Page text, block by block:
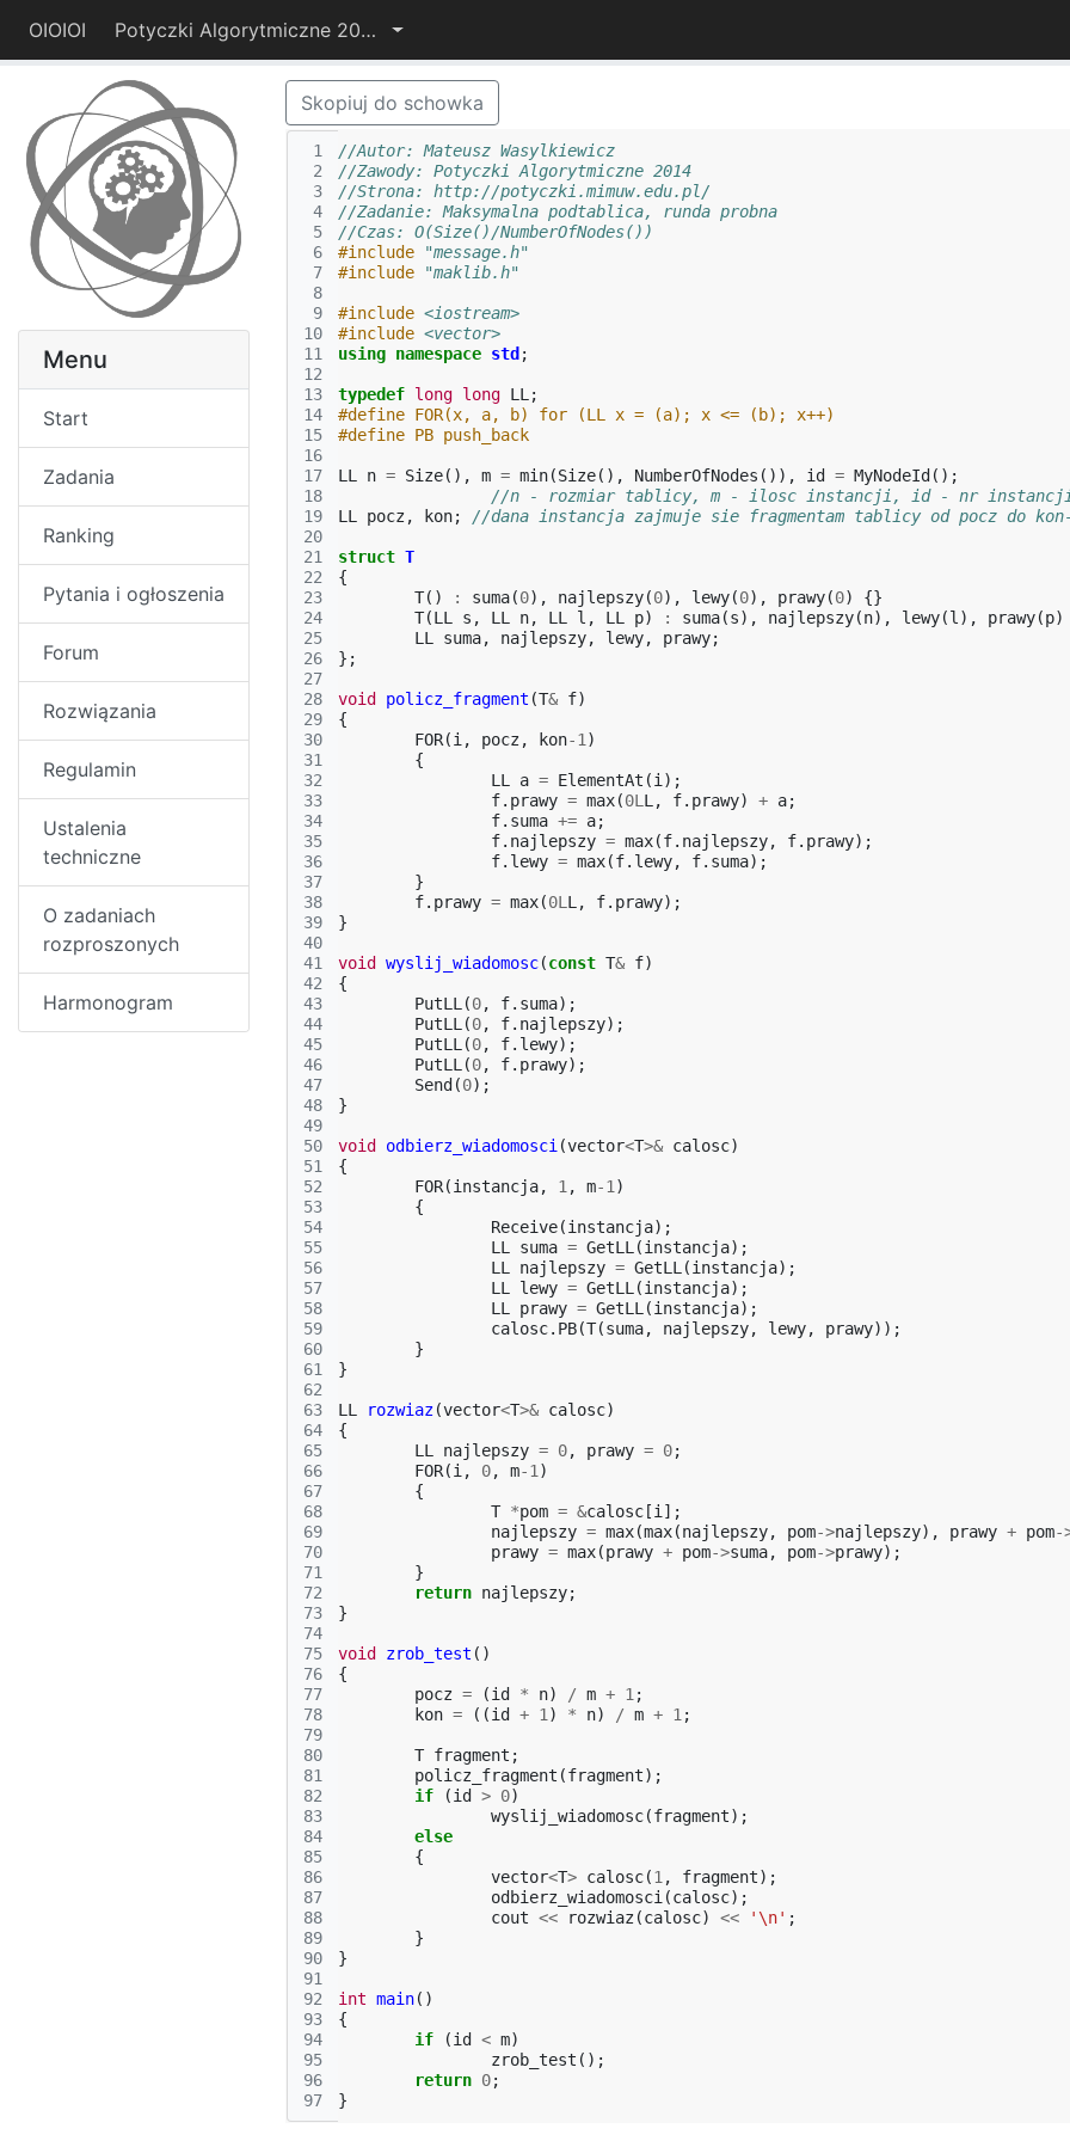
OIOIOI Potyczki Algorytmiczne 2014
Menu
Start
Zadania
Ranking
Pytania i ogłoszenia
Forum
Rozwiązania
Regulamin
Ustalenia
techniczne
O zadaniach
rozproszonych
Harmonogram
Skopiuj do schowka
1
2
3
4
5
6
7
8
9
10
11
12
13
14
15
16
17
18
19
20
21
22
23
24
25
26
27
28
29
30
31
32
33
34
35
36
37
38
39
40
41
42
43
44
45
46
47
48
49
50
51
52
53
54
55
56
57
58
59
60
61
62
63
64
65
66
67
68
69
70
71
72
73
74
75
76
77
78
79
80
81
82
83
84
85
86
87
88
89
90
91
92
93
94
95
96
97
//Autor: Mateusz Wasylkiewicz
//Zawody: Potyczki Algorytmiczne 2014
//Strona: http://potyczki.mimuw.edu.pl/
//Zadanie: Maksymalna podtablica, runda probna
//Czas: O(Size()/NumberOfNodes())
#include
"message.h"
#include
"maklib.h"
#include <iostream>
#include <vector>
using namespace std ;
typedef long long LL ;
#define FOR(x, a, b) for (LL x = (a); x <= (b); x++)
#define PB push_back
LL n = Size(), m = min(Size(), NumberOfNodes ()), id = MyNodeId ();
//n - rozmiar tablicy, m - ilosc instancji, id - nr
LL
pocz, kon; //dana instancja zajmuje sie fragmentam tablicy od pocz do
struct T
{
T() : suma(0), najlepszy(0), lewy(0), prawy(0)
{}
T(LL s , LL n, LL l , LL p) : suma(s), najlepszy(n), lewy(l ), prawy(p)
LL
suma, najlepszy, lewy, prawy;
};
void policz_fragment (T& f)
{
FOR(i , pocz, kon-1 )
{
LL
a = ElementAt (i );
f. prawy = max(0L L , f. prawy) + a;
f. suma += a;
f. najlepszy = max(f. najlepszy, f. prawy);
f. lewy = max(f. lewy, f. suma);
}
f. prawy = max(0L L , f. prawy);
}
void wyslij_wiadomosc(const T& f)
{
PutLL (0, f. suma);
PutLL (0, f. najlepszy);
PutLL (0, f. lewy);
PutLL (0, f. prawy);
Send (0);
}
void odbierz_wiadomosci (vector<T>& calosc)
{
FOR(instancja, 1 , m-1 )
{
Receive(instancja);
LL
suma = GetLL (instancja);
LL
najlepszy = GetLL (instancja);
LL
lewy = GetLL (instancja);
LL
prawy = GetLL (instancja);
calosc. PB(T(suma, najlepszy, lewy, prawy));
}
}
LL rozwiaz(vector<T>& calosc)
{
LL
najlepszy = 0, prawy = 0;
FOR(i , 0, m-1 )
{
T *pom = &calosc [i ];
najlepszy = max(max(najlepszy, pom->najlepszy), prawy + pom-
prawy = max(prawy + pom->suma, pom->prawy);
}
return najlepszy;
}
void zrob_test ()
{
pocz = (id * n) / m + 1 ;
kon = ((id + 1 ) * n) / m + 1 ;
T fragment ;
policz_fragment (fragment);
if
(id > 0)
wyslij_wiadomosc(fragment);
else
{
vector<T> calosc(1 , fragment);
odbierz_wiadomosci (calosc);
cout << rozwiaz(calosc) << '\n' ;
}
}
int main()
{
if
(id < m)
zrob_test ();
return 0;
}